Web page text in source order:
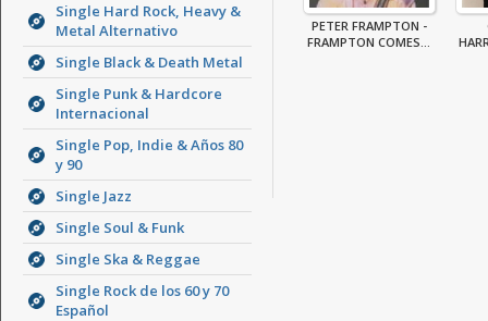
Single Hard Rock, Heavy &
Metal Alternativo
Single Black & Death Metal
Single Punk & Hardcore
Internacional
Single Pop, Indie & Años 80
y 90
Single Jazz
Single Soul & Funk
Single Ska & Reggae
Single Rock de los 60 y 70
Español
PETER FRAMPTON -
FRAMPTON COMES...